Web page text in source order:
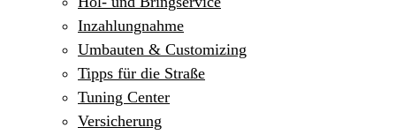
Inzahlungnahme
Umbauten & Customizing
Tipps für die Straße
Tuning Center
Versicherung